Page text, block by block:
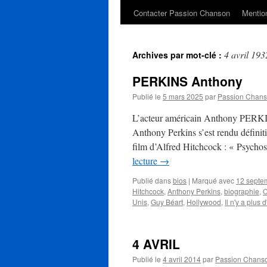
Contacter Passion Chanson
Archives par mot-clé : 4 avril
PERKINS Anthony
Publié le 5 mars 2025 par Passion
L’acteur américain Anthony
Anthony Perkins s’est rendu
film d’Alfred Hitchcock : «
lecture →
Publié dansbios | Marqué avec 12
Hitchcock, Anthony Perkins, biographie,
Unis, Guy Béart, Hollywood, Il n'y a plus
4 AVRIL
Publié le 4 avril 2014par Passion